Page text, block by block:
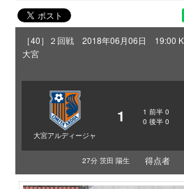
［40］２回戦 2018年06月06日 19:00
大宮
大宮アルディージャ
1 1 前半 0
0 後半 0
27分 茨田 陽生 得点者